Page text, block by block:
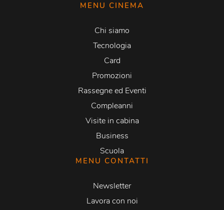
MENU CINEMA
Chi siamo
Tecnologia
Card
Promozioni
Rassegne ed Eventi
Compleanni
Visite in cabina
Business
Scuola
MENU CONTATTI
Newsletter
Lavora con noi